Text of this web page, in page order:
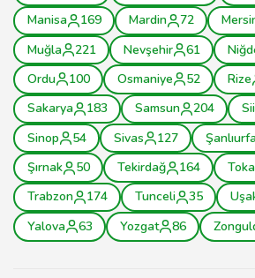
Manisa
169 Mardin 72
Muğla
221 Nevşehir 61
Ordu
100 Osmaniye 52 Rize
Sakarya
183 Samsun 204
Sinop
54 Sivas 127
Şırnak
50 Tekirdağ 164
Trabzon
174 Tunceli 35
Yalova
63 Yozgat 86